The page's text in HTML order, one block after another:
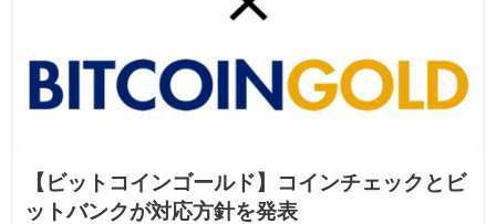
【ビットコインゴールド】コインチェックとビ
ットバンクが対応方針を発表